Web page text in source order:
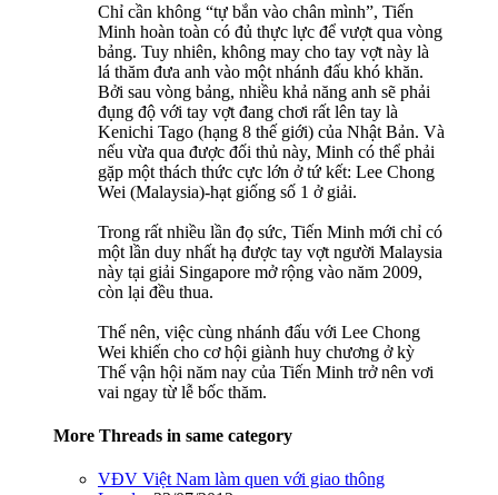
Chỉ cần không “tự bắn vào chân mình”, Tiến
Minh hoàn toàn có đủ thực lực để vượt qua vòng
bảng. Tuy nhiên, không may cho tay vợt này là
lá thăm đưa anh vào một nhánh đấu khó khăn.
Bởi sau vòng bảng, nhiều khả năng anh sẽ phải
đụng độ với tay vợt đang chơi rất lên tay là
Kenichi Tago (hạng 8 thế giới) của Nhật Bản. Và
nếu vừa qua được đối thủ này, Minh có thể phải
gặp một thách thức cực lớn ở tứ kết: Lee Chong
Wei (Malaysia)-hạt giống số 1 ở giải.
Trong rất nhiều lần đọ sức, Tiến Minh mới chỉ có
một lần duy nhất hạ được tay vợt người Malaysia
này tại giải Singapore mở rộng vào năm 2009,
còn lại đều thua.
Thế nên, việc cùng nhánh đấu với Lee Chong
Wei khiến cho cơ hội giành huy chương ở kỳ
Thế vận hội năm nay của Tiến Minh trở nên vơi
vai ngay từ lễ bốc thăm.
More Threads in same category
VĐV Việt Nam làm quen với giao thông